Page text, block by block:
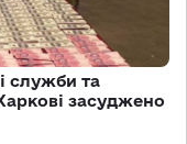
служби та
засуджено